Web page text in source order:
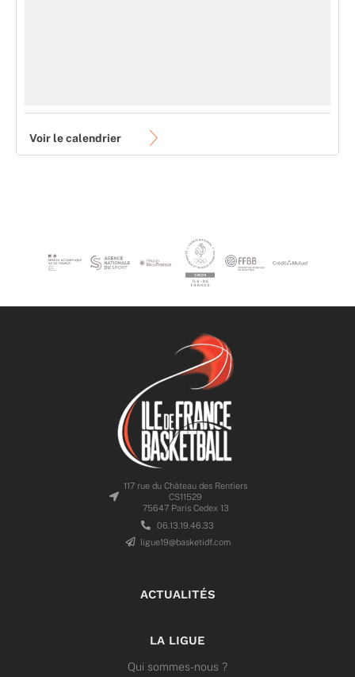
Voir le calendrier
117 rue du Château des Rentiers
CS11529
75647 Paris Cedex 13
06.13.19.46.33
ligue19@basketidf.com
ACTUALITÉS
LA LIGUE
Qui sommes-nous ?